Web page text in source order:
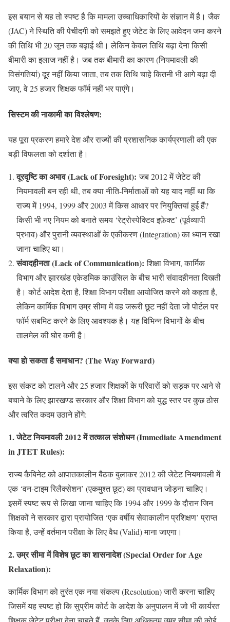
इस बयान से यह तो स्पष्ट है कि मामला उच्चाधिकारियों के संज्ञान में है। जैक
(JAC) ने स्थिति की पेचीदगी को समझते हुए जेटेट के लिए आवेदन जमा करने
की तिथि भी 20 जून तक बढ़ाई थी। लेकिन केवल तिथि बढ़ा देना किसी
बीमारी का इलाज नहीं है। जब तक बीमारी का कारण (नियमावली की
विसंगतियां) दूर नहीं किया जाता, तब तक तिथि चाहे कितनी भी आगे बढ़ा दी
जाए, वे 25 हजार शिक्षक फॉर्म नहीं भर पाएंगे।
सिस्टम की नाकामी का विश्लेषण:
यह पूरा प्रकरण हमारे देश और राज्यों की प्रशासनिक कार्यप्रणाली की एक
बड़ी विफलता को दर्शाता है।
दूरदृष्टि का अभाव (Lack of Foresight): जब 2012 में जेटेट की
नियमावली बन रही थी, तब क्या नीति-निर्माताओं को यह याद नहीं था कि
राज्य में 1994, 1999 और 2003 में किस आधार पर नियुक्तियां हुई हैं?
किसी भी नए नियम को बनाते समय ‘रेट्रोस्पेक्टिव इफ़ेक्ट’ (पूर्वव्यापी
प्रभाव) और पुरानी व्यवस्थाओं के एकीकरण (Integration) का ध्यान रखा
जाना चाहिए था।
संवादहीनता (Lack of Communication): शिक्षा विभाग, कार्मिक
विभाग और झारखंड एकेडमिक काउंसिल के बीच भारी संवादहीनता दिखती
है। कोर्ट आदेश देता है, शिक्षा विभाग परीक्षा आयोजित करने को कहता है,
लेकिन कार्मिक विभाग उम्र सीमा में वह जरूरी छूट नहीं देता जो पोर्टल पर
फॉर्म सबमिट करने के लिए आवश्यक है। यह विभिन्न विभागों के बीच
तालमेल की घोर कमी है।
क्या हो सकता है समाधान? (The Way Forward)
इस संकट को टालने और 25 हजार शिक्षकों के परिवारों को सड़क पर आने से
बचाने के लिए झारखण्ड सरकार और शिक्षा विभाग को युद्ध स्तर पर कुछ ठोस
और त्वरित कदम उठाने होंगे:
1. जेटेट नियमावली 2012 में तत्काल संशोधन (Immediate Amendment
in JTET Rules):
राज्य कैबिनेट को आपातकालीन बैठक बुलाकर 2012 की जेटेट नियमावली में
एक ‘वन-टाइम रिलैक्सेशन’ (एकमुश्त छूट) का प्रावधान जोड़ना चाहिए।
इसमें स्पष्ट रूप से लिखा जाना चाहिए कि 1994 और 1999 के दौरान जिन
शिक्षकों ने सरकार द्वारा प्रायोजित ‘एक वर्षीय सेवाकालीन प्रशिक्षण’ प्राप्त
किया है, उन्हें वर्तमान परीक्षा के लिए वैध (Valid) माना जाएगा।
2. उम्र सीमा में विशेष छूट का शासनादेश (Special Order for Age
Relaxation):
कार्मिक विभाग को तुरंत एक नया संकल्प (Resolution) जारी करना चाहिए
जिसमें यह स्पष्ट हो कि सुप्रीम कोर्ट के आदेश के अनुपालन में जो भी कार्यरत